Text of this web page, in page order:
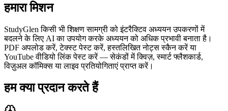
हमारा मिशन
StudyGlen किसी भी शिक्षण सामग्री को इंटरैक्टिव अध्ययन उपकरणों में
बदलने के लिए AI का उपयोग करके अध्ययन को अधिक प्रभावी बनाता है।
PDF अपलोड करें, टेक्स्ट पेस्ट करें, हस्तलिखित नोट्स स्कैन करें या
YouTube वीडियो लिंक पेस्ट करें — सेकंडों में क्विज़, स्मार्ट फ्लैशकार्ड,
विज़ुअल कॉमिक्स या लाइव प्रतियोगिताएं प्राप्त करें।
हम क्या प्रदान करते हैं